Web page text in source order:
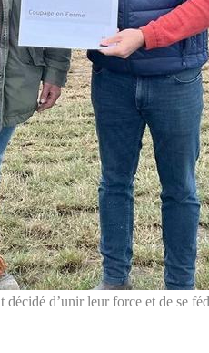
d’unir leur force et de se